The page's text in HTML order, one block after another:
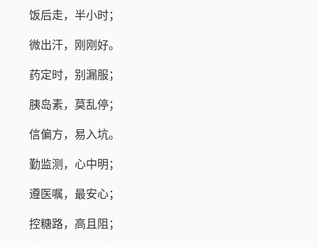
饭后走，半小时；
微出汗，刚刚好。
药定时，别漏服；
胰岛素，莫乱停；
信偏方，易入坑。
勤监测，心中明；
遵医嘱，最安心；
控糖路，高且阻；